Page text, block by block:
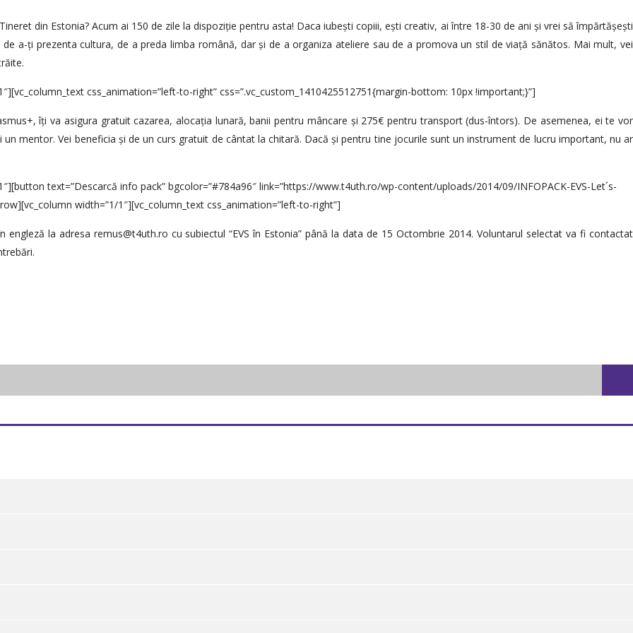
din Estonia? Acum ai 150 de zile la dispoziție pentru asta! Daca iubești copiii, ești creativ, ai între 18-30 de ani și vrei să împărtășești
a-ți prezenta cultura, de a preda limba română, dar și de a organiza ateliere sau de a promova un stil de viață sănătos. Mai mult, vei
css_animation=”left-to-right” css=”.vc_custom_1410425512751{margin-bottom: 10px !important;}”]
îți va asigura gratuit cazarea, alocația lunară, banii pentru mâncare și 275€ pentru transport (dus-întors). De asemenea, ei te vor
mentor. Vei beneficia și de un curs gratuit de cântat la chitară. Dacă și pentru tine jocurile sunt un instrument de lucru important, nu ar
text=”Descarcă info pack” bgcolor=”#784a96″ link=”https://www.t4uth.ro/wp-content/uploads/2014/09/INFOPACK-EVS-Let´s-
width=”1/1″][vc_column_text css_animation=”left-to-right”]
la adresa remus@t4uth.ro cu subiectul “EVS în Estonia” până la data de 15 Octombrie 2014. Voluntarul selectat va fi contactat